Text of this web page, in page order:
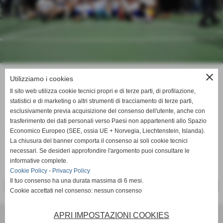
gli atleti
Home>gli atleti
Calimera Riccardo
Associazione Sportiva Dilettantistica Pallavolo Cinecittà
close
Utilizziamo i cookies
Il sito web utilizza cookie tecnici propri e di terze parti, di profilazione,
statistici e di marketing o altri strumenti di tracciamento di terze parti,
esclusivamente previa acquisizione del consenso dell'utente, anche con
trasferimento dei dati personali verso Paesi non appartenenti allo Spazio
Economico Europeo (SEE, ossia UE + Norvegia, Liechtenstein, Islanda).
La chiusura del banner comporta il consenso ai soli cookie tecnici
necessari. Se desideri approfondire l'argomento puoi consultare le
informative complete.
Cookie Policy - Privacy Policy
Il tuo consenso ha una durata massima di 6 mesi.
Cookie accettati nel consenso: nessun consenso
APRI IMPOSTAZIONI COOKIES